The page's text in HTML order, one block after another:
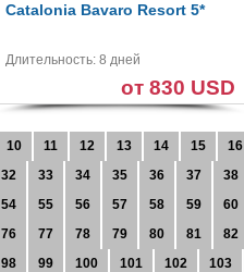
Catalonia Bavaro Resort 5*
Длительность: 8 дней
от 830 USD
10 11 12 13 14 15 16
32 33 34 35 36 37 38
54 55 56 57 58 59 60
76 77 78 79 80 81 82
98 99 100 101 102 103